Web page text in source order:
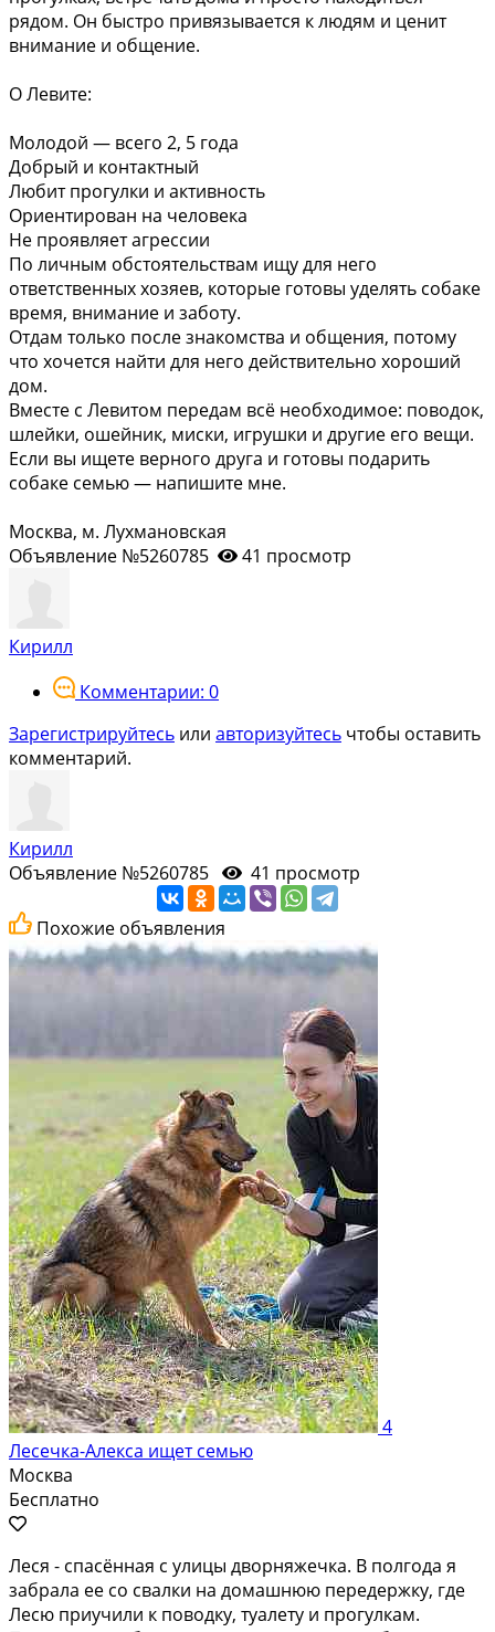
рядом. Он быстро привязывается к людям и ценит
внимание и общение.
О Левите:
Молодой — всего 2, 5 года
Добрый и контактный
Любит прогулки и активность
Ориентирован на человека
Не проявляет агрессии
По личным обстоятельствам ищу для него
ответственных хозяев, которые готовы уделять собаке
время, внимание и заботу.
Отдам только после знакомства и общения, потому
что хочется найти для него действительно хороший
дом.
Вместе с Левитом передам всё необходимое: поводок,
шлейки, ошейник, миски, игрушки и другие его вещи.
Если вы ищете верного друга и готовы подарить
собаке семью — напишите мне.
Москва, м. Лухмановская
Объявление №5260785
41 просмотр
Кирилл
Комментарии: 0
Зарегистрируйтесь или авторизуйтесь чтобы оставить
комментарий.
Кирилл
Объявление №5260785
41 просмотр
Похожие объявления
4
Лесечка-Алекса ищет семью
Москва
Бесплатно
Леся - спасённая с улицы дворняжечка. В полгода я
забрала ее со свалки на домашнюю передержку, где
Лесю приучили к поводку, туалету и прогулкам.